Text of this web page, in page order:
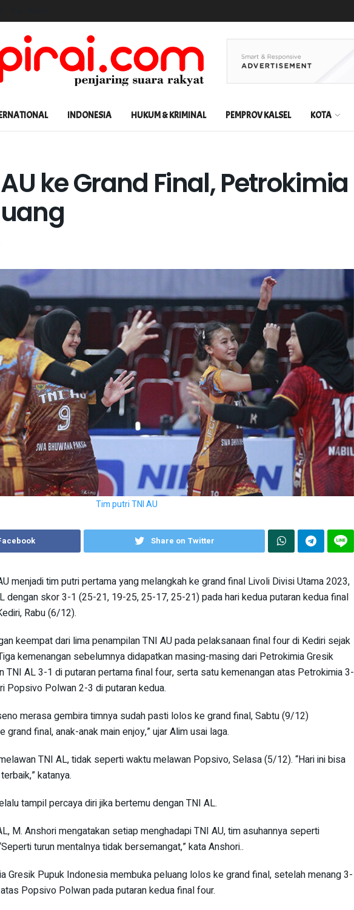
INDONESIA HUKUM & KRIMINAL PEMPROV KALSEL KOTA
ke Grand Final, Petrokimia
Tim putri TNI AU
Share on Twitter
menjadi tim putri pertama yang melangkah ke grand final Livoli Divisi Utama 2023,
dengan skor 3-1 (25-21, 19-25, 25-17, 25-21) pada hari kedua putaran kedua final
Rabu (6/12).
keempat dari lima penampilan TNI AU pada pelaksanaan final four di Kediri sejak
kemenangan sebelumnya didapatkan masing-masing dari Petrokimia Gresik
TNI AL 3-1 di putaran pertama final four, serta satu kemenangan atas Petrokimia 3-
Popsivo Polwan 2-3 di putaran kedua.
merasa gembira timnya sudah pasti lolos ke grand final, Sabtu (9/12)
grand final, anak-anak main enjoy,” ujar Alim usai laga.
TNI AL, tidak seperti waktu melawan Popsivo, Selasa (5/12). “Hari ini bisa
katanya.
tampil percaya diri jika bertemu dengan TNI AL.
M. Anshori mengatakan setiap menghadapi TNI AU, tim asuhannya seperti
turun mentalnya tidak bersemangat,” kata Anshori..
Gresik Pupuk Indonesia membuka peluang lolos ke grand final, setelah menang 3-
Popsivo Polwan pada putaran kedua final four.